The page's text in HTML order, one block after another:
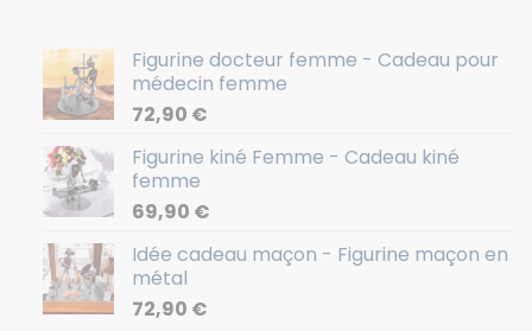
Figurine docteur femme - Cadeau pour
médecin femme
72,90 €
Figurine kiné Femme - Cadeau kiné
femme
69,90 €
Idée cadeau maçon - Figurine maçon en
métal
72,90 €